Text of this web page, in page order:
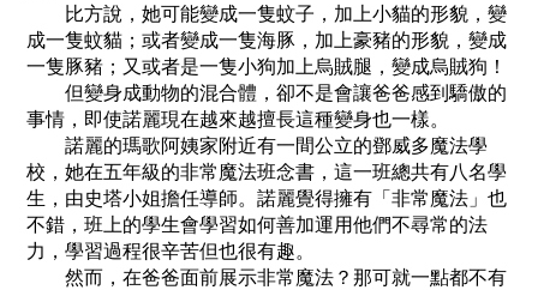
比方說，她可能變成一隻蚊子，加上小貓的形貌，變
成一隻蚊貓；或者變成一隻海豚，加上豪豬的形貌，變成
一隻豚豬；又或者是一隻小狗加上烏賊腿，變成烏賊狗！
但變身成動物的混合體，卻不是會讓爸爸感到驕傲的
事情，即使諾麗現在越來越擅長這種變身也一樣。
諾麗的瑪歌阿姨家附近有一間公立的鄧威多魔法學
校，她在五年級的非常魔法班念書，這一班總共有八名學
生，由史塔小姐擔任導師。諾麗覺得擁有「非常魔法」也
不錯，班上的學生會學習如何善加運用他們不尋常的法
力，學習過程很辛苦但也很有趣。
然而，在爸爸面前展示非常魔法？那可就一點都不有